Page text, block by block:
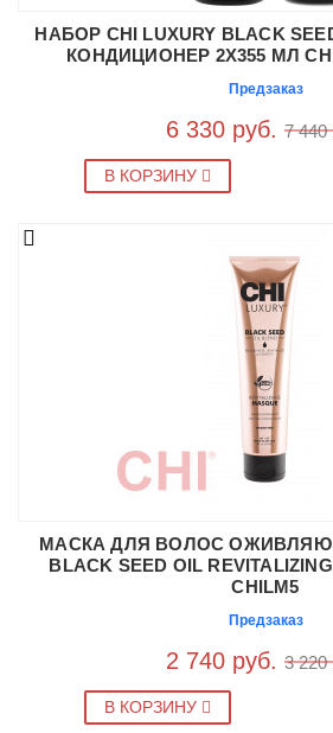
НАБОР CHI LUXURY BLACK
КОНДИЦИОНЕР 2X355 МЛ
Предзаказ
6 330 руб. 7 440
В КОРЗИНУ
МАСКА ДЛЯ ВОЛОС
BLACK SEED OIL
CHILM5
Предзаказ
2 740 руб. 3 220
В КОРЗИНУ